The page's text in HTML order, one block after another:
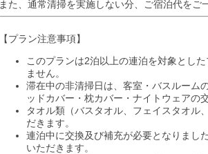
また、通常清掃を実施しない分、ご宿泊代をご
【プラン注意事項】
このプランは2泊以上の連泊を対象とし
ません。
滞在中の非清掃日は、客室・バスルーム
ッドカバー・枕カバー・ナイトウェアの
タオル類（バスタオル、フェイスタオル
だきます。
連泊中に交換及び補充が必要となりまし
いただきます。